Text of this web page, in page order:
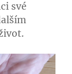
své